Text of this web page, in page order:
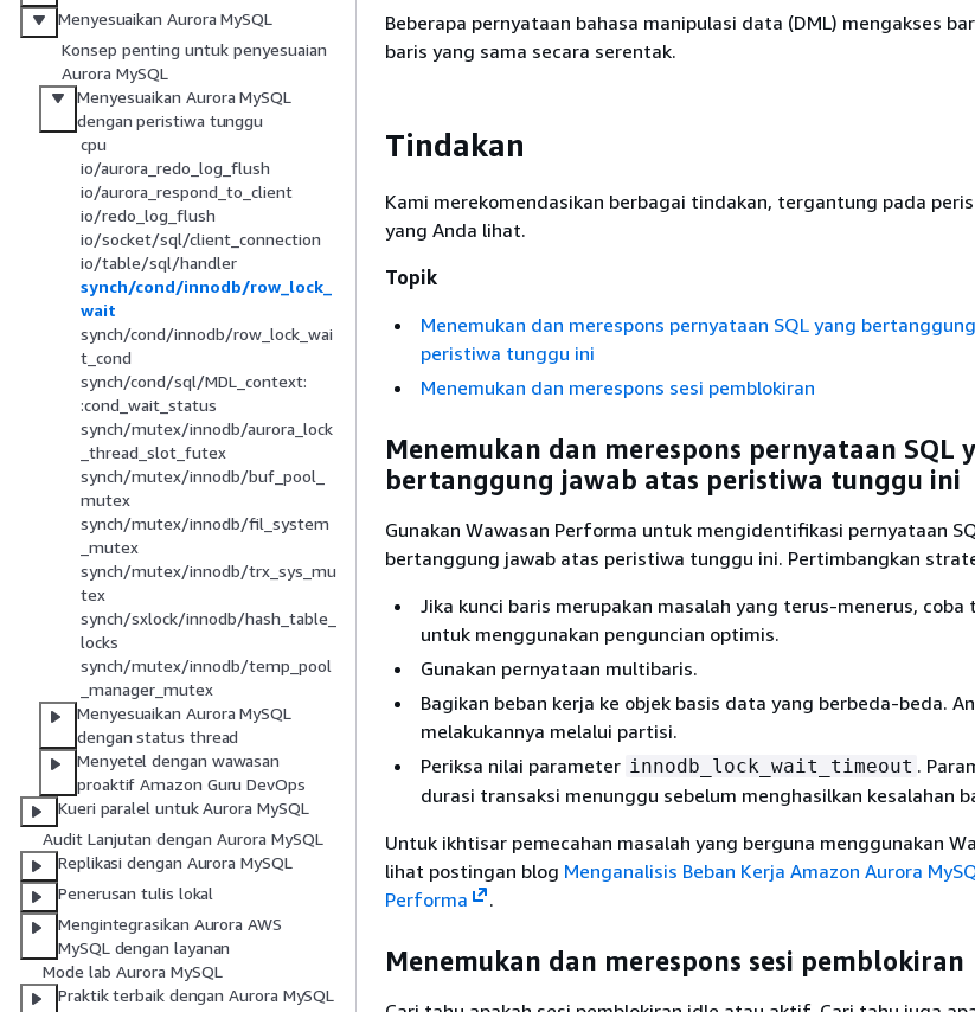
Menyesuaikan Aurora MySQL
Konsep penting untuk penyesuaian
Aurora MySQL
Menyesuaikan Aurora MySQL
dengan peristiwa tunggu
cpu
io/aurora_redo_log_flush
io/aurora_respond_to_client
io/redo_log_flush
io/socket/sql/client_connection
io/table/sql/handler
synch/cond/innodb/row_lock_
wait
synch/cond/innodb/row_lock_wai
t_cond
synch/cond/sql/MDL_context:
:cond_wait_status
synch/mutex/innodb/aurora_lock
_thread_slot_futex
synch/mutex/innodb/buf_pool_
mutex
synch/mutex/innodb/fil_system
_mutex
synch/mutex/innodb/trx_sys_mu
tex
synch/sxlock/innodb/hash_table_
locks
synch/mutex/innodb/temp_pool
_manager_mutex
Menyesuaikan Aurora MySQL
dengan status thread
Menyetel dengan wawasan
proaktif Amazon Guru DevOps
Kueri paralel untuk Aurora MySQL
Audit Lanjutan dengan Aurora MySQL
Replikasi dengan Aurora MySQL
Penerusan tulis lokal
Mengintegrasikan Aurora AWS
MySQL dengan layanan
Mode lab Aurora MySQL
Praktik terbaik dengan Aurora MySQL
Beberapa pernyataan bahasa manipulasi data (DML) mengakses
baris yang sama secara serentak.
Tindakan
Kami merekomendasikan berbagai tindakan, tergantung pada
yang Anda lihat.
Topik
Menemukan dan merespons pernyataan SQL yang
peristiwa tunggu ini
Menemukan dan merespons sesi pemblokiran
Menemukan dan merespons pernyataan SQL
bertanggung jawab atas peristiwa tunggu ini
Gunakan Wawasan Performa untuk mengidentifikasi pernyataan
bertanggung jawab atas peristiwa tunggu ini. Pertimbangkan
Jika kunci baris merupakan masalah yang terus-menerus, coba
untuk menggunakan penguncian optimis.
Gunakan pernyataan multibaris.
Bagikan beban kerja ke objek basis data yang berbeda-beda.
melakukannya melalui partisi.
Periksa nilai parameter innodb_lock_wait_timeout .
durasi transaksi menunggu sebelum menghasilkan kesalahan
Untuk ikhtisar pemecahan masalah yang berguna menggunakan
lihat postingan blog Menganalisis Beban Kerja Amazon Aurora
Performa
.
Menemukan dan merespons sesi pemblokiran